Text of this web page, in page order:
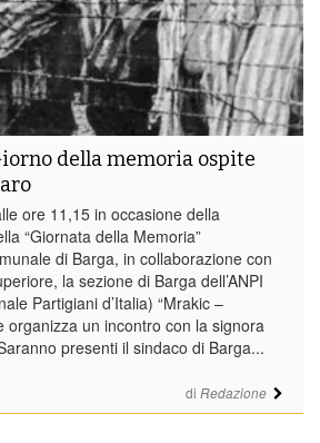
di Redazione
della memoria ospite
ore 11,15 in occasione della
“Giornata della Memoria”
di Barga, in collaborazione con
la sezione di Barga dell’ANPI
Partigiani d’Italia) “Mrakic –
organizza un incontro con la signora
presenti il sindaco di Barga...